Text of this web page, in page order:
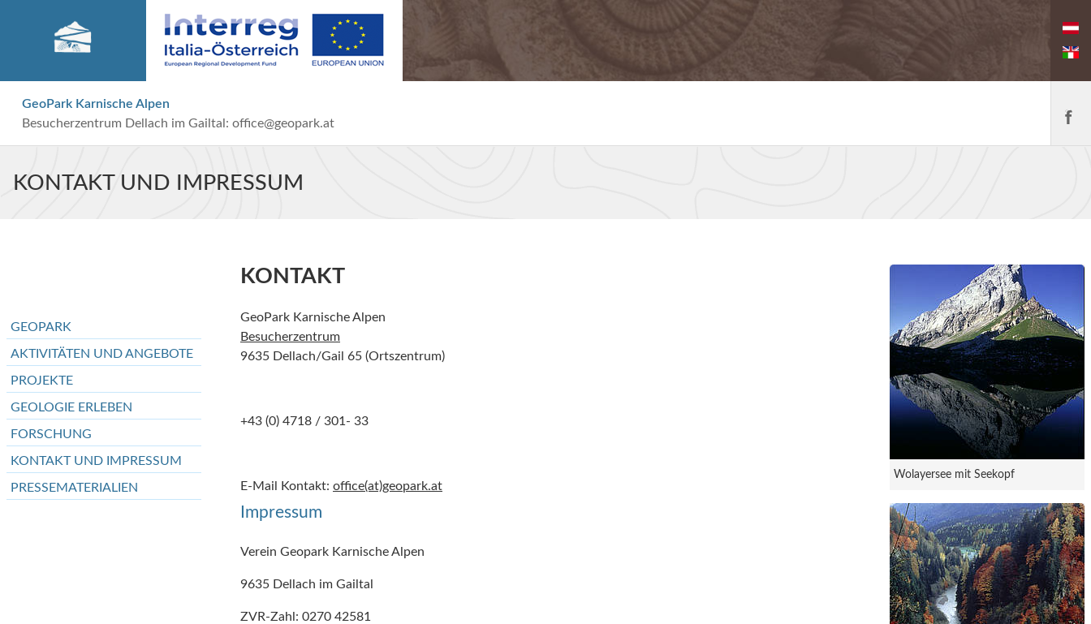
GeoPark Karnische Alpen
Besucherzentrum Dellach im Gailtal: office@geopark.at
KONTAKT UND IMPRESSUM
GEOPARK
AKTIVITÄTEN UND ANGEBOTE
PROJEKTE
GEOLOGIE ERLEBEN
FORSCHUNG
KONTAKT UND IMPRESSUM
PRESSEMATERIALIEN
KONTAKT
GeoPark Karnische Alpen
Besucherzentrum
9635 Dellach/Gail 65 (Ortszentrum)
+43 (0) 4718 / 301- 33
E-Mail Kontakt: office(at)geopark.at
Impressum
Verein Geopark Karnische Alpen
9635 Dellach im Gailtal
ZVR-Zahl: 0270 42581
Wolayersee mit Seekopf